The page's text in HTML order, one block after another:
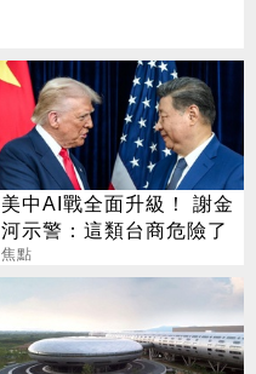
美中AI戰全面升級！ 謝金
河示警：這類台商危險了
焦點